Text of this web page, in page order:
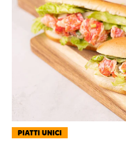
PIATTI UNICI